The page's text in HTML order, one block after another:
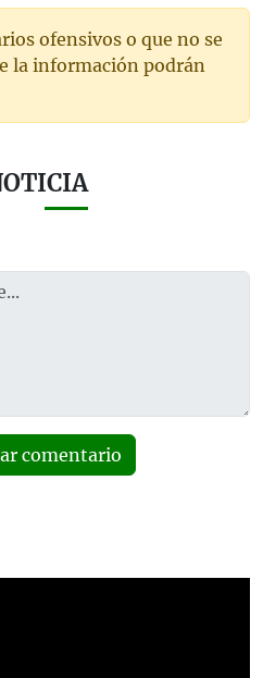
ofensivos o que no se
la información podrán
comentario